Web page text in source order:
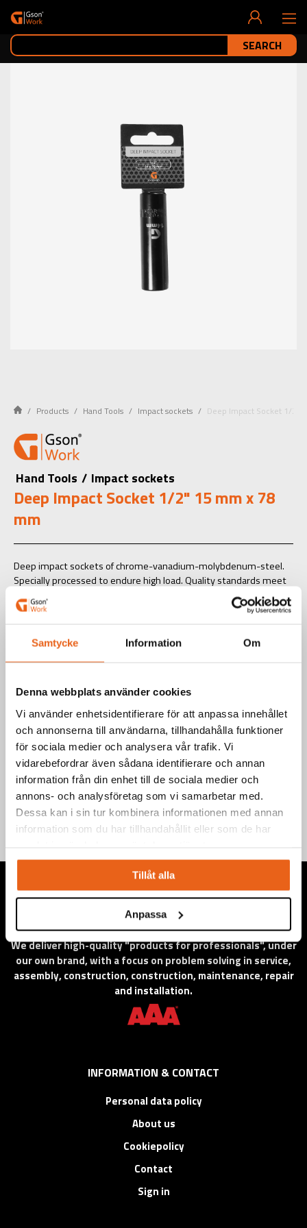
Samtycke Information Om
Denna webbplats använder cookies
Vi använder enhetsidentifierare för att anpassa innehållet
och annonserna till användarna, tillhandahålla funktioner
för sociala medier och analysera vår trafik. Vi
vidarebefordrar även sådana identifierare och annan
information från din enhet till de sociala medier och
annons- och analysföretag som vi samarbetar med.
Dessa kan i sin tur kombinera informationen med annan
information som du har tillhandahållit eller som de har
Tillåt alla
Anpassa
SEARCH
Products Hand Tools Impact sockets Deep Impact Socket 1/2"
Hand Tools / Impact sockets
Deep Impact Socket 1/2" 15 mm x 78
mm
Deep impact sockets of chrome-vanadium-molybdenum-steel.
Specially processed to endure high load. Quality standards meet
ANSI- and DIN-standard.
EAN: 7340090215629
Specification
We deliver high-quality "products for professionals", under
our own brand, with a focus on problem solving in service,
assembly, construction, construction, maintenance, repair
and installation.
INFORMATION & CONTACT
Personal data policy
About us
Cookiepolicy
Contact
Sign in